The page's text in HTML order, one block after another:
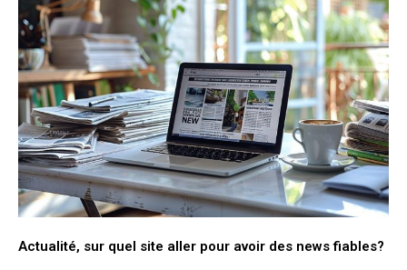
Actualité, sur quel site aller pour avoir des news fiables?